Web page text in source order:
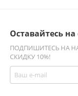
Оставайтесь на
ПОДПИШИТЕСЬ НА
СКИДКУ 10%!